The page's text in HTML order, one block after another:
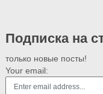
Подписка на
только новые посты!
Your email: